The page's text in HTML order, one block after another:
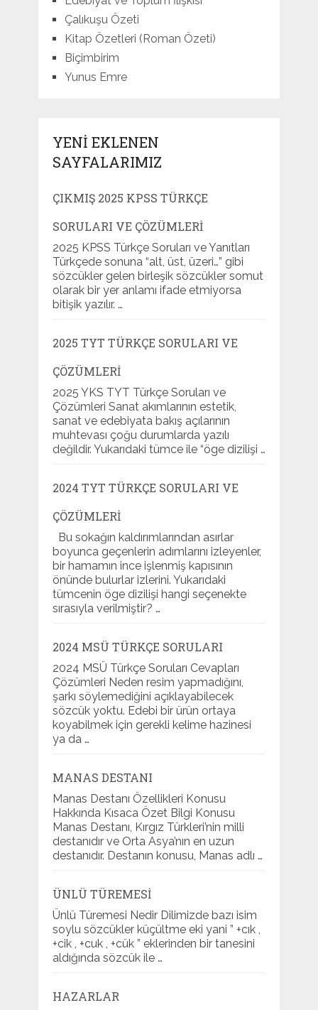
Çalıkuşu Özeti
Kitap Özetleri (Roman Özeti)
Biçimbirim
Yunus Emre
YENI EKLENEN
SAYFALARIMIZ
ÇIKMIŞ 2025 KPSS TÜRKÇE
SORULARI VE ÇÖZÜMLERI
2025 KPSS Türkçe Soruları ve Yanıtları
Türkçede sonuna “alt, üst, üzeri…” gibi
sözcükler gelen birleşik sözcükler somut
olarak bir yer anlamı ifade etmiyorsa
bitişik yazılır. …
2025 TYT TÜRKÇE SORULARI VE
ÇÖZÜMLERI
2025 YKS TYT Türkçe Soruları ve
Çözümleri Sanat akımlarının estetik,
sanat ve edebiyata bakış açılarının
muhtevası çoğu durumlarda yazılı
değildir. Yukarıdaki tümce ile “öge dizilişi …
2024 TYT TÜRKÇE SORULARI VE
ÇÖZÜMLERI
Bu sokağın kaldırımlarından asırlar
boyunca geçenlerin adımlarını izleyenler,
bir hamamın ince işlenmiş kapısının
önünde bulurlar izlerini. Yukarıdaki
tümcenin öge dizilişi hangi seçenekte
sırasıyla verilmiştir? …
2024 MSÜ TÜRKÇE SORULARI
2024 MSÜ Türkçe Soruları Cevapları
Çözümleri Neden resim yapmadığını,
şarkı söylemediğini açıklayabilecek
sözcük yoktu. Edebi bir ürün ortaya
koyabilmek için gerekli kelime hazinesi
ya da …
MANAS DESTANI
Manas Destanı Özellikleri Konusu
Hakkında Kısaca Özet Bilgi Konusu
Manas Destanı, Kırgız Türkleri’nin milli
destanıdır ve Orta Asya’nın en uzun
destanıdır. Destanın konusu, Manas adlı …
ÜNLÜ TÜREMESI
Ünlü Türemesi Nedir Dilimizde bazı isim
soylu sözcükler küçültme eki yani ” +cık ,
+cik , +cuk , +cük ” eklerinden bir tanesini
aldığında sözcük ile …
HAZARLAR